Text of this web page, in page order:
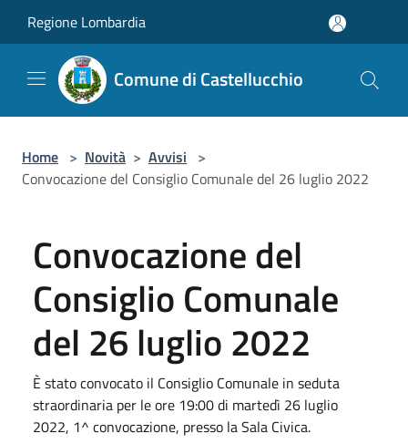
Regione Lombardia
Comune di Castellucchio
Home > Novità > Avvisi >
Convocazione del Consiglio Comunale del 26 luglio 2022
Convocazione del
Consiglio Comunale
del 26 luglio 2022
È stato convocato il Consiglio Comunale in seduta
straordinaria per le ore 19:00 di martedì 26 luglio
2022, 1^ convocazione, presso la Sala Civica.